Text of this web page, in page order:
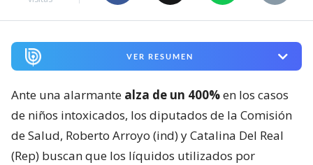
VER RESUMEN
Ante una alarmante alza de un 400%en los casos
de niños intoxicados, los diputados de la Comisión
de Salud, Roberto Arroyo (ind) y Catalina Del Real
(Rep) buscan que los líquidos utilizados por